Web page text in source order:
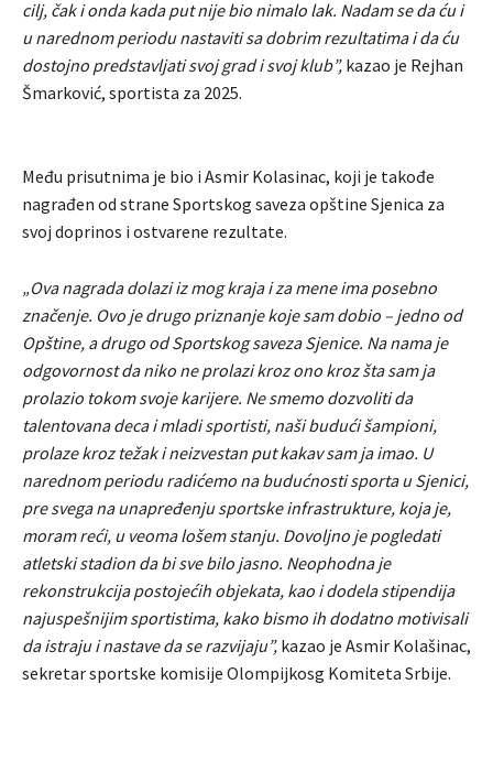
cilj, čak i onda kada put nije bio nimalo lak. Nadam se da ću i
u narednom periodu nastaviti sa dobrim rezultatima i da ću
dostojno predstavljati svoj grad i svoj klub”, kazao je Rejhan
Šmarković, sportista za 2025.
Među prisutnima je bio i Asmir Kolasinac, koji je takođe
nagrađen od strane Sportskog saveza opštine Sjenica za
svoj doprinos i ostvarene rezultate.
„Ova nagrada dolazi iz mog kraja i za mene ima posebno
značenje. Ovo je drugo priznanje koje sam dobio – jedno od
Opštine, a drugo od Sportskog saveza Sjenice. Na nama je
odgovornost da niko ne prolazi kroz ono kroz šta sam ja
prolazio tokom svoje karijere. Ne smemo dozvoliti da
talentovana deca i mladi sportisti, naši budući šampioni,
prolaze kroz težak i neizvestan put kakav sam ja imao. U
narednom periodu radićemo na budućnosti sporta u Sjenici,
pre svega na unapređenju sportske infrastrukture, koja je,
moram reći, u veoma lošem stanju. Dovoljno je pogledati
atletski stadion da bi sve bilo jasno. Neophodna je
rekonstrukcija postojećih objekata, kao i dodela stipendija
najuspešnijim sportistima, kako bismo ih dodatno motivisali
da istraju i nastave da se razvijaju”, kazao je Asmir Kolašinac,
sekretar sportske komisije Olompijkosg Komiteta Srbije.